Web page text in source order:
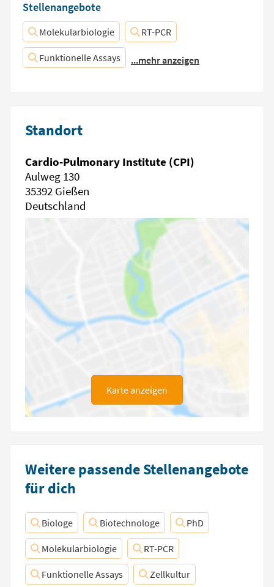
Stellenangebote
Molekularbiologie RT-PCR
Funktionelle Assays ...mehr anzeigen
Standort
Cardio-Pulmonary Institute (CPI)
Aulweg 130
35392 Gießen
Deutschland
Karte anzeigen
Weitere passende Stellenangebote
für dich
Biologe Biotechnologe PhD
Molekularbiologie RT-PCR
Funktionelle Assays Zellkultur